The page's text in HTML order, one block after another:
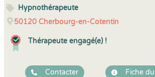
Hypnothérapeute
50120 Cherbourg-en-Cotentin
Thérapeute engagé(e) !
Contacter Fiche